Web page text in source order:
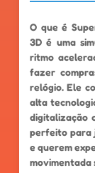
O que é
3D é uma
ritmo
fazer
relógio. Ele
alta
digitalização
perfeito para
e querem
movimentada